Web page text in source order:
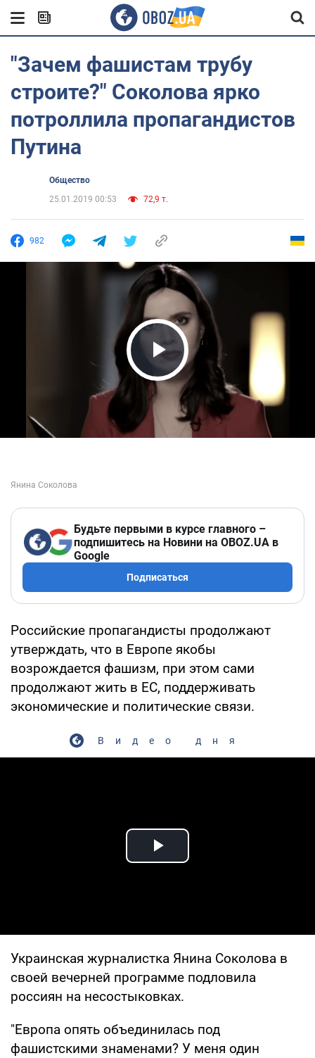
"Зачем фашистам трубу
строите?" Соколова ярко
потроллила пропагандистов
Путина
Общество
25.01.2019 00:53
72,9 т.
982
Play Video
Будьте первыми в курсе главного –
подпишитесь на Новини на OBOZ.UA в
Google
Подписаться
Российские пропагандисты продолжают
утверждать, что в Европе якобы
возрождается фашизм, при этом сами
продолжают жить в ЕС, поддерживать
экономические и политические связи.
Видео дня
Play Video
Украинская журналистка Янина Соколова в
своей вечерней программе подловила
россиян на несостыковках.
"Европа опять объединилась под
фашистскими знаменами? У меня один